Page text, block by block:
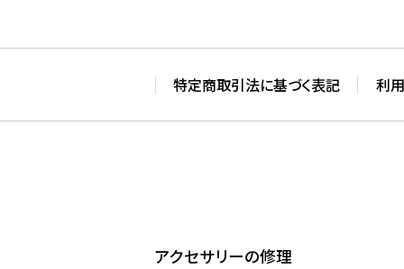
特定商取引法に基づく表記 利
アクセサリーの修理